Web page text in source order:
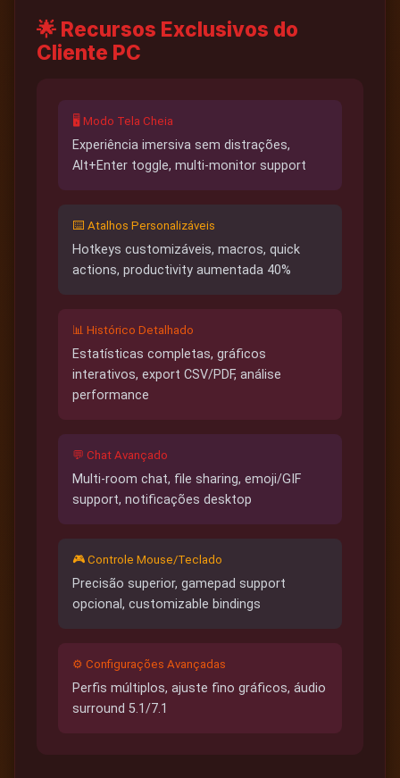
🌟 Recursos Exclusivos do
Cliente PC
🖥️ Modo Tela Cheia
Experiência imersiva sem distrações,
Alt+Enter toggle, multi-monitor support
⌨️ Atalhos Personalizáveis
Hotkeys customizáveis, macros, quick
actions, productivity aumentada 40%
📊 Histórico Detalhado
Estatísticas completas, gráficos
interativos, export CSV/PDF, análise
performance
💬 Chat Avançado
Multi-room chat, file sharing, emoji/GIF
support, notificações desktop
🎮 Controle Mouse/Teclado
Precisão superior, gamepad support
opcional, customizable bindings
⚙️ Configurações Avançadas
Perfis múltiplos, ajuste fino gráficos, áudio
surround 5.1/7.1